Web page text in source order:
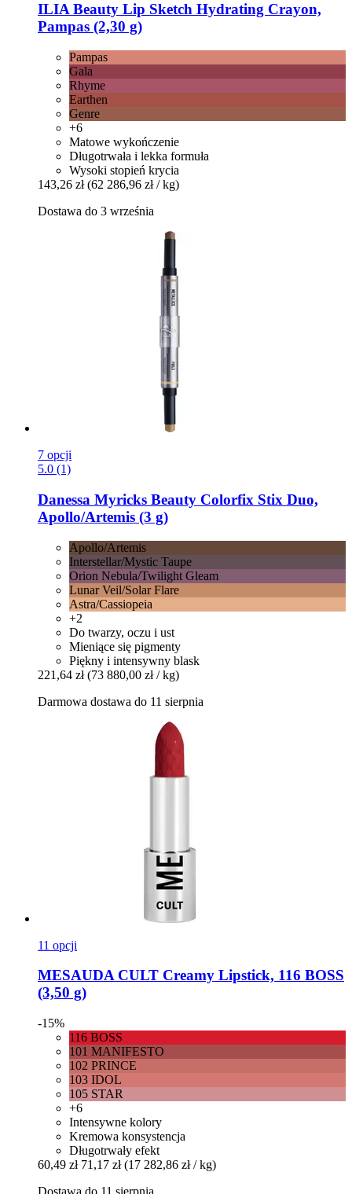
ILIA Beauty Lip Sketch Hydrating Crayon,
Pampas (2,30 g)
Pampas
Gala
Rhyme
Earthen
Genre
+6
Matowe wykończenie
Długotrwała i lekka formuła
Wysoki stopień krycia
143,26 zł (62 286,96 zł / kg)
Dostawa do 3 września
7 opcji
5.0 (1)
Danessa Myricks Beauty Colorfix Stix Duo,
Apollo/Artemis (3 g)
Apollo/Artemis
Interstellar/Mystic Taupe
Orion Nebula/Twilight Gleam
Lunar Veil/Solar Flare
Astra/Cassiopeia
+2
Do twarzy, oczu i ust
Mieniące się pigmenty
Piękny i intensywny blask
221,64 zł (73 880,00 zł / kg)
Darmowa dostawa do 11 sierpnia
11 opcji
MESAUDACULT Creamy Lipstick, 116 BOSS
(3,50 g)
-15%
116 BOSS
101 MANIFESTO
102 PRINCE
103 IDOL
105 STAR
+6
Intensywne kolory
Kremowa konsystencja
Długotrwały efekt
60,49 zł 71,17 zł (17 282,86 zł / kg)
Dostawa do 11 sierpnia